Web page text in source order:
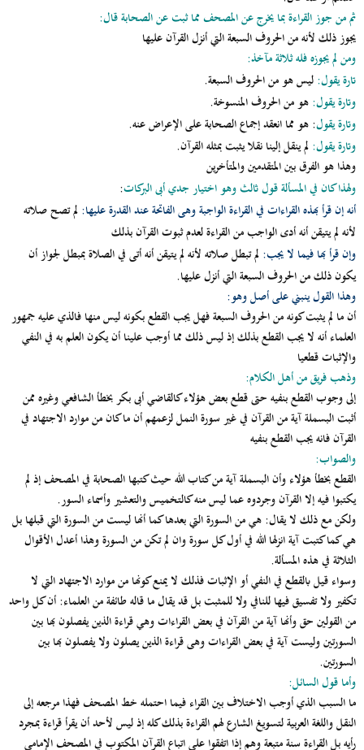
ثم من جوز القراءة بما يخرج عن المصحف مما ثبت عن الصحابة قال:
يجوز ذلك لأنه من الحروف السبعة التي أنزل القرآن عليها
ومن لم يجوزه فله ثلاثة مآخذ:
تارة يقول:ليس هو من الحروف السبعة.
وتارة يقول:هو من الحروف المنسوخة.
وتارة يقول: هو مما انعقد إجماع الصحابة على الإعراض عنه.
وتارة يقول:لم ينقل إلينا نقلا يثبت بمثله القرآن.
وهذا هو الفرق بين المتقدمين والمتأخرين
ولهذا كان في المسألة قول ثالث وهو اختيار جدي أبى البركات:
أنه إن قرأ بهذه القراءات في القراءة الواجبة وهى الفاتحة عند القدرة عليها:لم تصح صلاته
لأنه لم يتيقن أنه أدى الواجب من القراءة لعدم ثبوت القرآن بذلك
وإن قرأ بها فيما لا يجب:لم تبطل صلاته لأنه لم يتيقن أنه أتى في الصلاة بمبطل لجواز أن
يكون ذلك من الحروف السبعة التي أنزل عليها.
وهذا القول ينبني على أصل وهو:
أن ما لم يثبت كونه من الحروف السبعة فهل يجب القطع بكونه ليس منها فالذي عليه جمهور
العلماء أنه لا يجب القطع بذلك إذ ليس ذلك مما أوجب علينا أن يكون العلم به في النفي
والإثبات قطعيا
وذهب فريق من أهل الكلام:
إلى وجوب القطع بنفيه حتى قطع بعض هؤلاء كالقاضي أبى بكر بخطأ الشافعي وغيره ممن
أثبت البسملة آية من القرآن في غير سورة النمل لزعمهم أن ما كان من موارد الاجتهاد في
القرآن فانه يجب القطع بنفيه
والصواب:
القطع بخطأ هؤلاء وأن البسملة آية من كتاب الله حيث كتبها الصحابة في المصحف إذ لم
يكتبوا فيه إلا القرآن وجردوه عما ليس منه كالتخميس والتعشير وأسماء السور.
ولكن مع ذلك لا يقال: هي من السورة التي بعدها كما أنها ليست من السورة التي قبلها بل
هي كما كتبت آية انزلها الله في أول كل سورة وان لم تكن من السورة وهذا أعدل الأقوال
الثلاثة في هذه المسألة.
وسواء قيل بالقطع في النفي أو الإثبات فذلك لا يمنع كونها من موارد الاجتهاد التي لا
تكفير ولا تفسيق فيها للنافي ولا للمثبت بل قد يقال ما قاله طائفة من العلماء: أن كل واحد
من القولين حق وأنها آية من القرآن في بعض القراءات وهي قراءة الذين يفصلون بها بين
السورتين وليست آية في بعض القراءات وهى قراءة الذين يصلون ولا يفصلون بها بين
السورتين.
وأما قول السائل:
ما السبب الذي أوجب الاختلاف بين القراء فيما احتمله خط المصحف فهذا مرجعه إلى
النقل واللغة العربية لتسويغ الشارع لهم القراءة بذلك كله إذ ليس لأحد أن يقرأ قراءة بمجرد
رأيه بل القراءة سنة متبعة وهم إذا اتفقوا على اتباع القرآن المكتوب في المصحف الإمامي